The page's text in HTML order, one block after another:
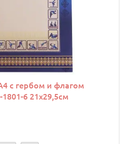
с гербом и флагом
6 21х29,5см